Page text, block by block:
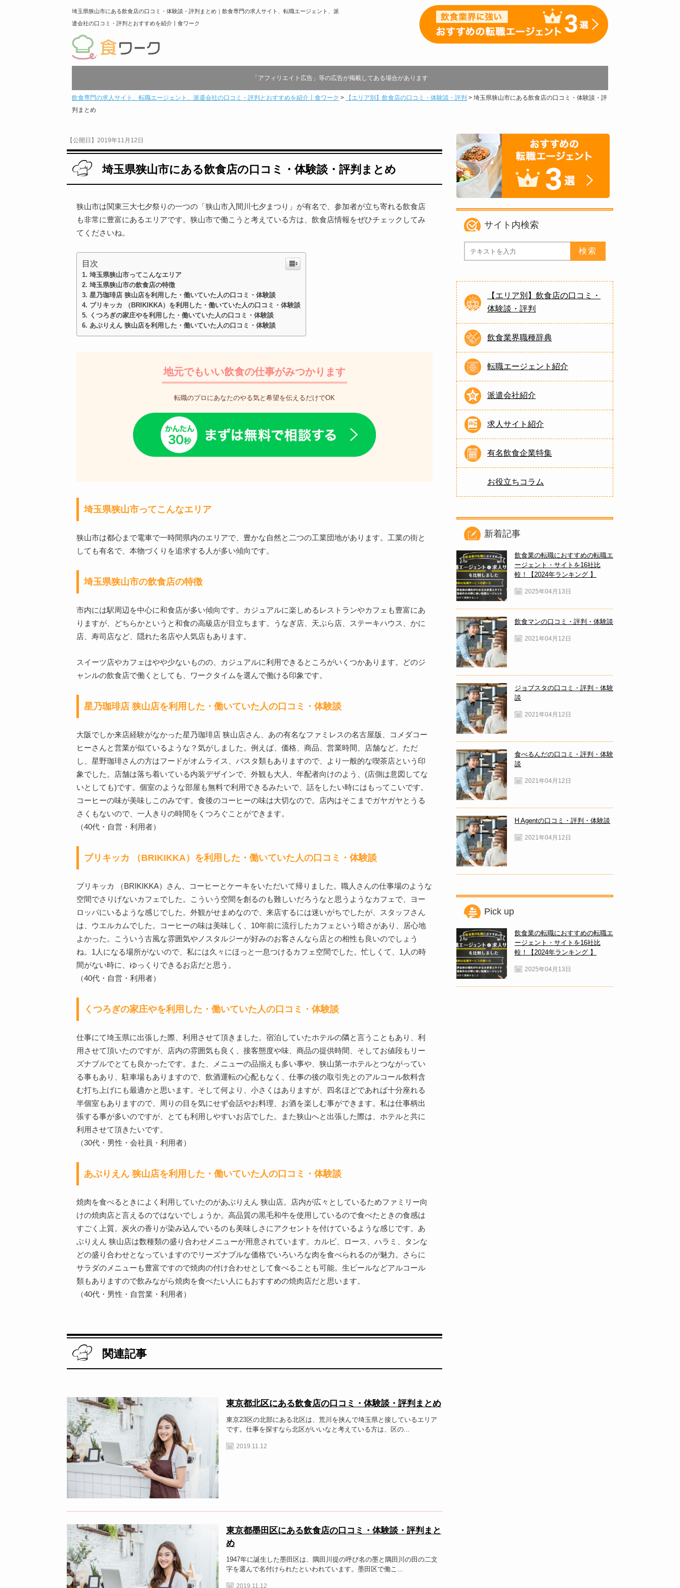
埼玉県狭山市にある飲食店の口コミ・体験談・評判まとめ｜飲食専門の求人サイト、転職エージェント、派
遣会社の口コミ・評判とおすすめを紹介丨食ワーク
「アフィリエイト広告」等の広告が掲載してある場合があります
飲食専門の求人サイト、転職エージェント、派遣会社の口コミ・評判とおすすめを紹介丨食ワーク > 【エリア別】飲食店の口コミ・体験談・評判 > 埼玉県狭山市にある飲食店の口コミ・体験談・評
判まとめ
【公開日】2019年11月12日
埼玉県狭山市にある飲食店の口コミ・体験談・評判まとめ
狭山市は関東三大七夕祭りの一つの「狭山市入間川七夕まつり」が有名で、参加者が立ち寄れる飲食店
も非常に豊富にあるエリアです。狭山市で働こうと考えている方は、飲食店情報をぜひチェックしてみ
てくださいね。
目次
埼玉県狭山市ってこんなエリア
埼玉県狭山市の飲食店の特徴
星乃珈琲店 狭山店を利用した・働いていた人の口コミ・体験談
ブリキッカ （BRIKIKKA）を利用した・働いていた人の口コミ・体験談
くつろぎの家庄やを利用した・働いていた人の口コミ・体験談
あぶりえん 狭山店を利用した・働いていた人の口コミ・体験談
地元でもいい飲食の仕事がみつかります
転職のプロにあなたのやる気と希望を伝えるだけでOK
埼玉県狭山市ってこんなエリア
狭山市は都心まで電車で一時間県内のエリアで、豊かな自然と二つの工業団地があります。工業の街と
しても有名で、本物づくりを追求する人が多い傾向です。
埼玉県狭山市の飲食店の特徴
市内には駅周辺を中心に和食店が多い傾向です。カジュアルに楽しめるレストランやカフェも豊富にあ
りますが、どちらかというと和食の高級店が目立ちます。うなぎ店、天ぷら店、ステーキハウス、かに
店、寿司店など、隠れた名店や人気店もあります。
スイーツ店やカフェはやや少ないものの、カジュアルに利用できるところがいくつかあります。どのジ
ャンルの飲食店で働くとしても、ワークタイムを選んで働ける印象です。
星乃珈琲店 狭山店を利用した・働いていた人の口コミ・体験談
大阪でしか来店経験がなかった星乃珈琲店 狭山店さん、あの有名なファミレスの名古屋版、コメダコー
ヒーさんと営業が似ているような？気がしました。例えば、価格、商品、営業時間、店舗など。ただ
し、星野珈琲さんの方はフードがオムライス、パスタ類もありますので、より一般的な喫茶店という印
象でした。店舗は落ち着いている内装デザインで、外観も大人、年配者向けのよう、(店側は意図してな
いとしても)です。個室のような部屋も無料で利用できるみたいで、話をしたい時にはもってこいです。
コーヒーの味が美味しこのみです。食後のコーヒーの味は大切なので。店内はそこまでガヤガヤとうる
さくもないので、一人きりの時間をくつろぐことができます。
（40代・自営・利用者）
ブリキッカ （BRIKIKKA）を利用した・働いていた人の口コミ・体験談
ブリキッカ （BRIKIKKA）さん、コーヒーとケーキをいただいて帰りました。職人さんの仕事場のような
空間でさりげないカフェでした。こういう空間を創るのも難しいだろうなと思うようなカフェで、ヨー
ロッパにいるような感じでした。外観がせまめなので、来店するには迷いがちでしたが、スタッフさん
は、ウエルカムでした。コーヒーの味は美味しく、10年前に流行したカフェという暗さがあり、居心地
よかった。こういう古風な雰囲気やノスタルジーが好みのお客さんなら店との相性も良いのでしょう
ね。1人になる場所がないので、私には久々にほっと一息つけるカフェ空間でした。忙しくて、1人の時
間がない時に、ゆっくりできるお店だと思う。
（40代・自営・利用者）
くつろぎの家庄やを利用した・働いていた人の口コミ・体験談
仕事にて埼玉県に出張した際、利用させて頂きました。宿泊していたホテルの隣と言うこともあり、利
用させて頂いたのですが、店内の雰囲気も良く、接客態度や味、商品の提供時間、そしてお値段もリー
ズナブルでとても良かったです。また、メニューの品揃えも多い事や、狭山第一ホテルとつながってい
る事もあり、駐車場もありますので、飲酒運転の心配もなく、仕事の後の取引先とのアルコール飲料含
む打ち上げにも最適かと思います。そして何より、小さくはありますが、四名ほどであれば十分座れる
半個室もありますので、周りの目を気にせず会話やお料理、お酒を楽しむ事ができます。私は仕事柄出
張する事が多いのですが、とても利用しやすいお店でした。また狭山へと出張した際は、ホテルと共に
利用させて頂きたいです。
（30代・男性・会社員・利用者）
あぶりえん 狭山店を利用した・働いていた人の口コミ・体験談
焼肉を食べるときによく利用していたのがあぶりえん 狭山店。店内が広々としているためファミリー向
けの焼肉店と言えるのではないでしょうか。高品質の黒毛和牛を使用しているので食べたときの食感は
すごく上質。炭火の香りが染み込んでいるのも美味しさにアクセントを付けているような感じです。あ
ぶりえん 狭山店は数種類の盛り合わせメニューが用意されています。カルビ、ロース、ハラミ、タンな
どの盛り合わせとなっていますのでリーズナブルな価格でいろいろな肉を食べられるのが魅力。さらに
サラダのメニューも豊富ですので焼肉の付け合わせとして食べることも可能。生ビールなどアルコール
類もありますので飲みながら焼肉を食べたい人にもおすすめの焼肉店だと思います。
（40代・男性・自営業・利用者）
関連記事
東京都北区にある飲食店の口コミ・体験談・評判まとめ
東京23区の北部にある北区は、荒川を挟んで埼玉県と接しているエリア
です。仕事を探すなら北区がいいなと考えている方は、区の...
2019.11.12
東京都墨田区にある飲食店の口コミ・体験談・評判まと
め
1947年に誕生した墨田区は、隅田川提の呼び名の墨と隅田川の田の二文
字を選んで名付けられたといわれています。墨田区で働こ...
2019.11.12
サイト内検索
【エリア別】飲食店の口コミ・
体験談・評判
飲食業界職種辞典
転職エージェント紹介
派遣会社紹介
求人サイト紹介
有名飲食企業特集
お役立ちコラム
新着記事
飲食業の転職におすすめの転職エ
ージェント・サイトを16社比
較！【2024年ランキング 】
2025年04月13日
飲食マンの口コミ・評判・体験談
2021年04月12日
ジョブスタの口コミ・評判・体験
談
2021年04月12日
食べるんだの口コミ・評判・体験
談
2021年04月12日
H Agentの口コミ・評判・体験談
2021年04月12日
Pick up
飲食業の転職におすすめの転職エ
ージェント・サイトを16社比
較！【2024年ランキング 】
2025年04月13日